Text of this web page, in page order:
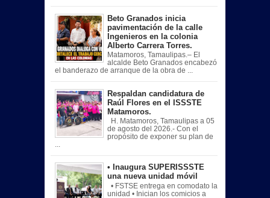
Beto Granados inicia
pavimentación de la calle
Ingenieros en la colonia
Alberto Carrera Torres.
Matamoros, Tamaulipas.– El
alcalde Beto Granados encabezó
el banderazo de arranque de la obra de ...
Respaldan candidatura de
Raúl Flores en el ISSSTE
Matamoros.
H. Matamoros, Tamaulipas a 05
de agosto del 2026.- Con el
propósito de exponer su plan de
• Inaugura SUPERISSSTE
una nueva unidad móvil
• FSTSE entrega en comodato la
unidad • Inician los comicios a